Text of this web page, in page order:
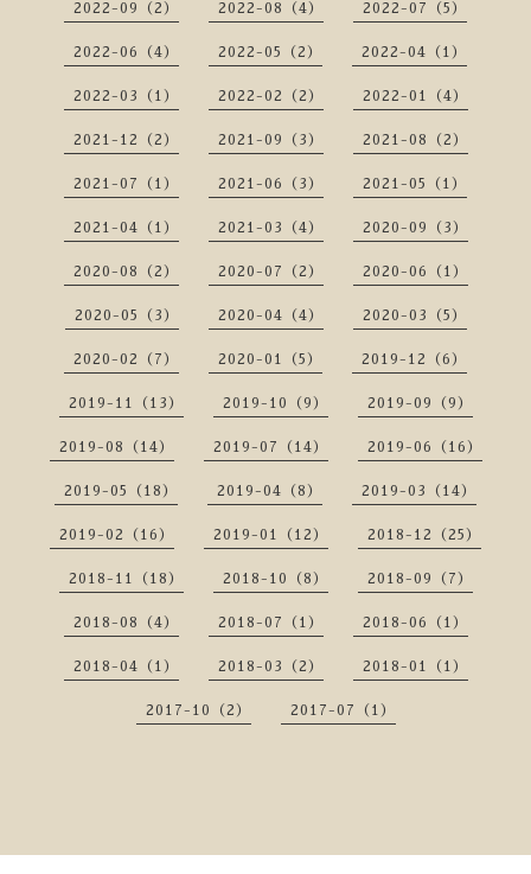
2022-09（2） 2022-08（4） 2022-07（5）
2022-06（4） 2022-05（2） 2022-04（1）
2022-03（1） 2022-02（2） 2022-01（4）
2021-12（2） 2021-09（3） 2021-08（2）
2021-07（1） 2021-06（3） 2021-05（1）
2021-04（1） 2021-03（4） 2020-09（3）
2020-08（2） 2020-07（2） 2020-06（1）
2020-05（3） 2020-04（4） 2020-03（5）
2020-02（7） 2020-01（5） 2019-12（6）
2019-11（13） 2019-10（9） 2019-09（9）
2019-08（14） 2019-07（14） 2019-06（16）
2019-05（18） 2019-04（8） 2019-03（14）
2019-02（16） 2019-01（12） 2018-12（25）
2018-11（18） 2018-10（8） 2018-09（7）
2018-08（4） 2018-07（1） 2018-06（1）
2018-04（1） 2018-03（2） 2018-01（1）
2017-10（2） 2017-07（1）